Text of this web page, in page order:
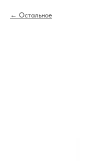
Остальное